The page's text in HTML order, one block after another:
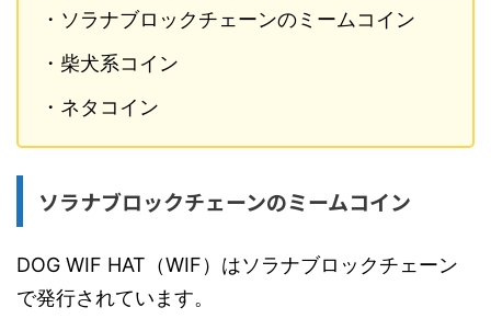
・ソラナブロックチェーンのミームコイン
・柴犬系コイン
・ネタコイン
ソラナブロックチェーンのミームコイン
DOG WIF HAT（WIF）はソラナブロックチェーン
で発行されています。